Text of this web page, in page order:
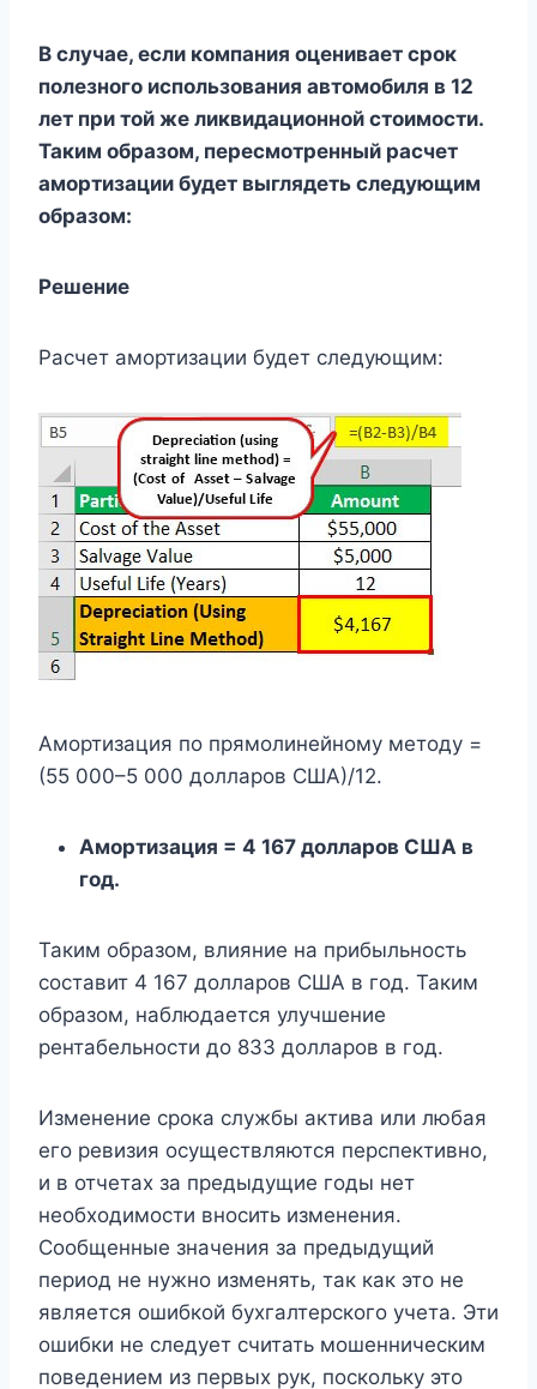
В случае, если компания оценивает срок
полезного использования автомобиля в 12
лет при той же ликвидационной стоимости.
Таким образом, пересмотренный расчет
амортизации будет выглядеть следующим
образом:
Решение
Расчет амортизации будет следующим:
Амортизация по прямолинейному методу =
(55 000–5 000 долларов США)/12.
Амортизация = 4 167 долларов США в
год.
Таким образом, влияние на прибыльность
составит 4 167 долларов США в год. Таким
образом, наблюдается улучшение
рентабельности до 833 долларов в год.
Изменение срока службы актива или любая
его ревизия осуществляются перспективно,
и в отчетах за предыдущие годы нет
необходимости вносить изменения.
Сообщенные значения за предыдущий
период не нужно изменять, так как это не
является ошибкой бухгалтерского учета. Эти
ошибки не следует считать мошенническим
поведением из первых рук, поскольку это